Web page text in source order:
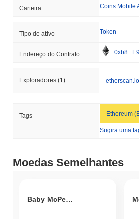
Carteira Coins Mobile
Tipo de ativo Token
Endereço do Contrato
Exploradores (1) etherscan.io
Tags Ethereum
Sugira uma
Moedas Semelhantes
Baby McPepes